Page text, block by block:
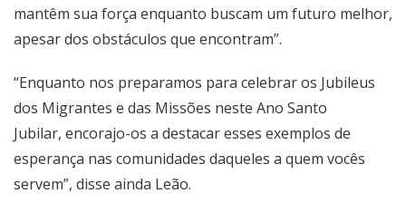
mantêm sua força enquanto buscam um futuro melhor,
apesar dos obstáculos que encontram”.
“Enquanto nos preparamos para celebrar os Jubileus
dos Migrantes e das Missões neste Ano Santo
Jubilar, encorajo-os a destacar esses exemplos de
esperança nas comunidades daqueles a quem vocês
servem”, disse ainda Leão.